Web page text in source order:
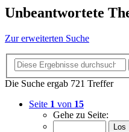
Unbeantwortete
Zur erweiterten Suche
Die Suche ergab 721 Treffer
Seite 1 von 15
Gehe zu Seite: